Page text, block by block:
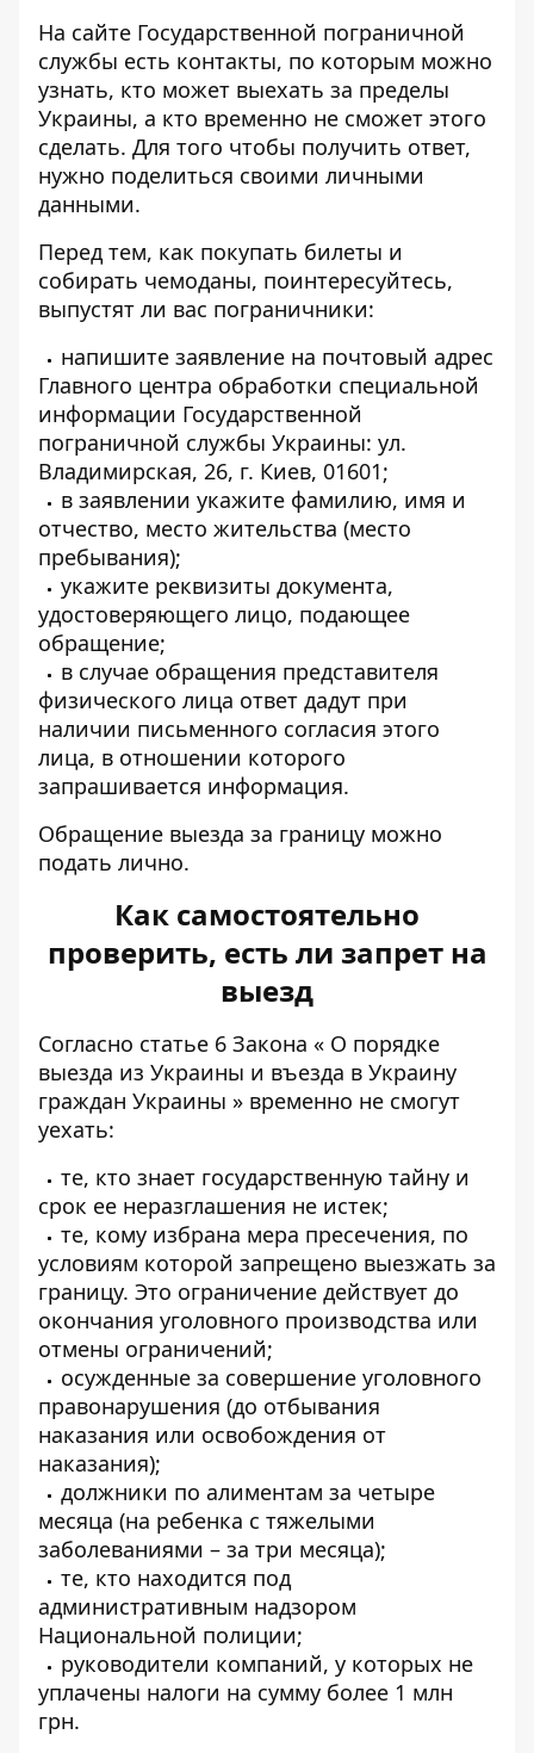
На сайте Государственной пограничной
службы есть контакты, по которым можно
узнать, кто может выехать за пределы
Украины, а кто временно не сможет этого
сделать. Для того чтобы получить ответ,
нужно поделиться своими личными
данными.
Перед тем, как покупать билеты и
собирать чемоданы, поинтересуйтесь,
выпустят ли вас пограничники:
напишите заявление на почтовый адрес
Главного центра обработки специальной
информации Государственной
пограничной службы Украины: ул.
Владимирская, 26, г. Киев, 01601;
в заявлении укажите фамилию, имя и
отчество, место жительства (место
пребывания);
укажите реквизиты документа,
удостоверяющего лицо, подающее
обращение;
в случае обращения представителя
физического лица ответ дадут при
наличии письменного согласия этого
лица, в отношении которого
запрашивается информация.
Обращение выезда за границу можно
подать лично.
Как самостоятельно
проверить, есть ли запрет на
выезд
Согласно статье 6 Закона « О порядке
выезда из Украины и въезда в Украину
граждан Украины » временно не смогут
уехать:
те, кто знает государственную тайну и
срок ее неразглашения не истек;
те, кому избрана мера пресечения, по
условиям которой запрещено выезжать за
границу. Это ограничение действует до
окончания уголовного производства или
отмены ограничений;
осужденные за совершение уголовного
правонарушения (до отбывания
наказания или освобождения от
наказания);
должники по алиментам за четыре
месяца (на ребенка с тяжелыми
заболеваниями – за три месяца);
те, кто находится под
административным надзором
Национальной полиции;
руководители компаний, у которых не
уплачены налоги на сумму более 1 млн
грн.